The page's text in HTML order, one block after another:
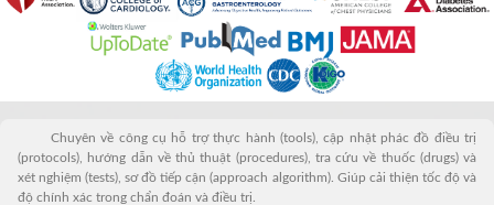
Chuyên về công cụ hỗ trợ thực hành (tools), cập nhật phác đồ điều trị
(protocols), hướng dẫn về thủ thuật (procedures), tra cứu về thuốc (drugs) và
xét nghiệm (tests), sơ đồ tiếp cận (approach algorithm). Giúp cải thiện tốc độ và
độ chính xác trong chẩn đoán và điều trị.